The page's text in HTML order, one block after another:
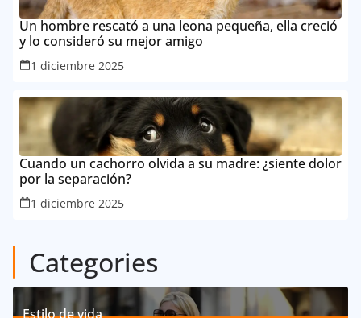
Un hombre rescató a una leona pequeña, ella creció
y lo consideró su mejor amigo
1 diciembre 2025
Cuando un cachorro olvida a su madre: ¿siente dolor
por la separación?
1 diciembre 2025
Categories
Estilo de vida